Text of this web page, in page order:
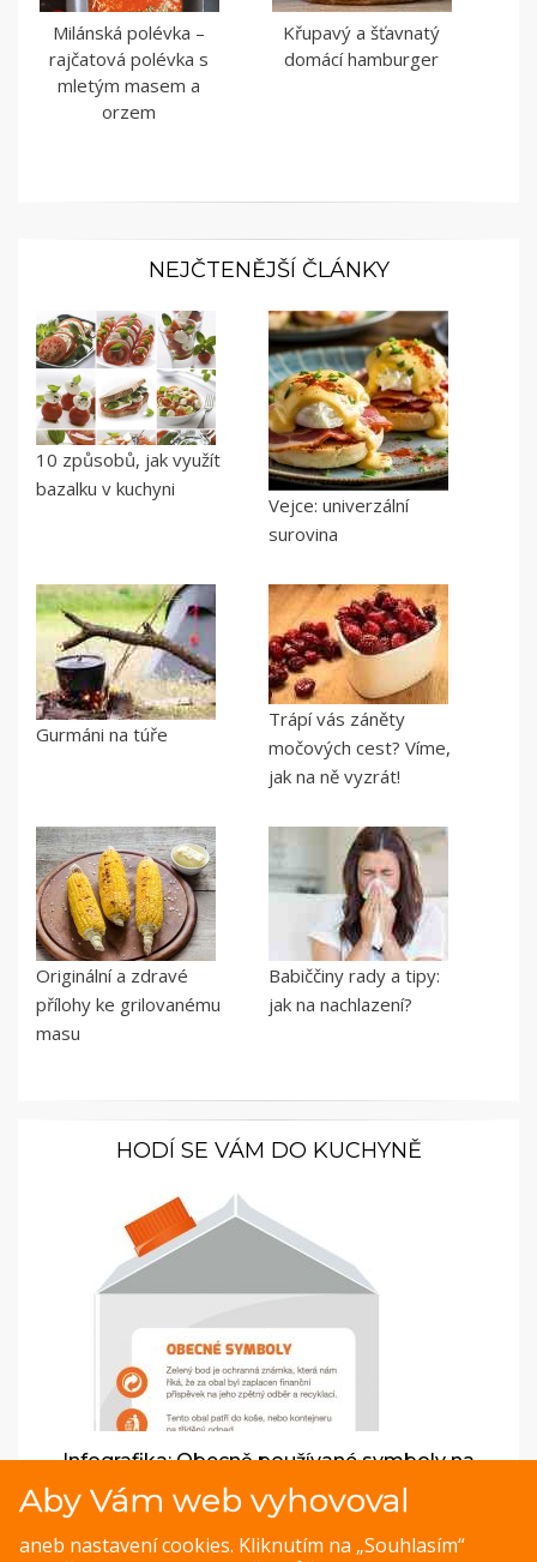
Milánská polévka –
rajčatová polévka s
mletým masem a
orzem
Křupavý a šťavnatý
domácí hamburger
NEJČTENĚJŠÍ ČLÁNKY
10 způsobů, jak využít
bazalku v kuchyni
Vejce: univerzální
surovina
Gurmáni na túře
Trápí vás záněty
močových cest? Víme,
jak na ně vyzrát!
Originální a zdravé
přílohy ke grilovanému
masu
Babiččiny rady a tipy:
jak na nachlazení?
HODÍ SE VÁM DO KUCHYNĚ
Infografika: Obecně používané symboly na
obalech
jej pořádně prohlédnete. Jeho obal totiž obsahuje zásadní
Aby Vám web vyhovoval
aneb nastavení cookies. Kliknutím na „Souhlasím“